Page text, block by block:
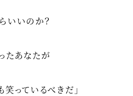
いいのか？
たあなたが
笑っているべきだ」